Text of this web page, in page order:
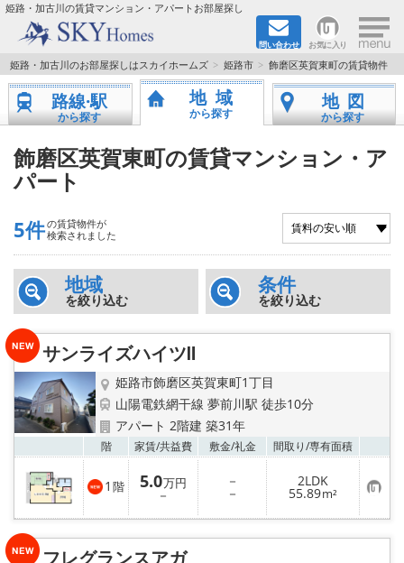
姫路・加古川の賃貸マンション・アパートお部屋探し
問い合わせ お気に入り ×
TOPページ
都市ガス·オール電化
☆新築物件☆
☆敷金＆礼金0円物件☆
☆ペット飼育可能物件☆
☆ネット無料☆
地域から探す
地図から探す
スタッフ紹介
店舗情報·アクセス
会社概要
姫路・加古川のお部屋探しはスカイホームズ 姫路市 飾磨区英賀東町の賃貸物件
路線·駅
から探す
地域
から探す
地図
から探す
飾磨区英賀東町の賃貸マンション・ア
パート
5件の賃貸物件が
検索されました
地域
を絞り込む
条件
を絞り込む
サンライズハイツⅡ
姫路市飾磨区英賀東町1丁目
山陽電鉄網干線 夢前川駅 徒歩10分
アパート 2階建 築31年
階 家賃/共益費 敷金/礼金 間取り/専有面積
1 階 5.0万円
－
－
－
2LDK
55.89m² お
気
に
り
フレグランスアガ